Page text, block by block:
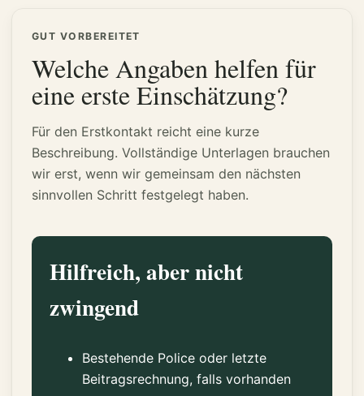
GUT VORBEREITET
Welche Angaben helfen für
eine erste Einschätzung?
Für den Erstkontakt reicht eine kurze
Beschreibung. Vollständige Unterlagen brauchen
wir erst, wenn wir gemeinsam den nächsten
sinnvollen Schritt festgelegt haben.
Hilfreich, aber nicht
zwingend
Bestehende Police oder letzte
Beitragsrechnung, falls vorhanden